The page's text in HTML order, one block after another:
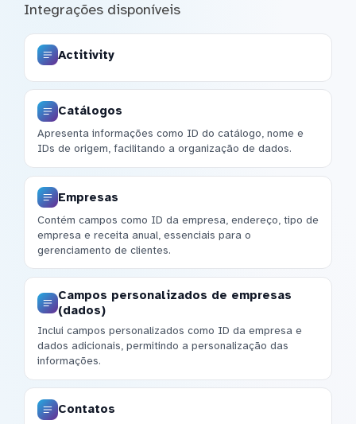
Integrações disponíveis
Actitivity
Catálogos
Apresenta informações como ID do catálogo, nome e
IDs de origem, facilitando a organização de dados.
Empresas
Contém campos como ID da empresa, endereço, tipo de
empresa e receita anual, essenciais para o
gerenciamento de clientes.
Campos personalizados de empresas
(dados)
Inclui campos personalizados como ID da empresa e
dados adicionais, permitindo a personalização das
informações.
Contatos